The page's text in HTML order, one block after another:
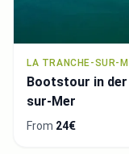
LA TRANCHE-SUR-
Bootstour in
sur-Mer
From 24€